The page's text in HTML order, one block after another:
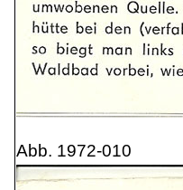
Abb. 1972-010